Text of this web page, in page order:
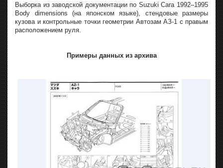
Выборка из заводской документации по Suzuki Cara 1992–1995
Body dimensions (на японском языке), стендовые размеры
кузова и контрольные точки геометрии Автозам АЗ-1 с правым
расположением руля.
Примеры данных из архива